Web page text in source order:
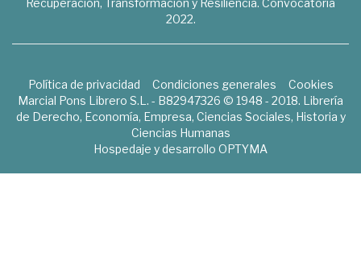
Recuperación, Transformación y Resiliencia. Convocatoria
2022.
Política de privacidad Condiciones generales
Cookies
Marcial Pons Librero S.L. - B82947326 © 1948 - 2018. Librería
de Derecho, Economía, Empresa, Ciencias Sociales, Historia y
Ciencias Humanas
Hospedaje y desarrollo OPTYMA